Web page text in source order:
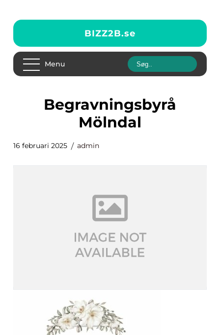
BIZZ2B.se
Menu
begravningsbyrå
Mölndal
16 februari 2025 admin